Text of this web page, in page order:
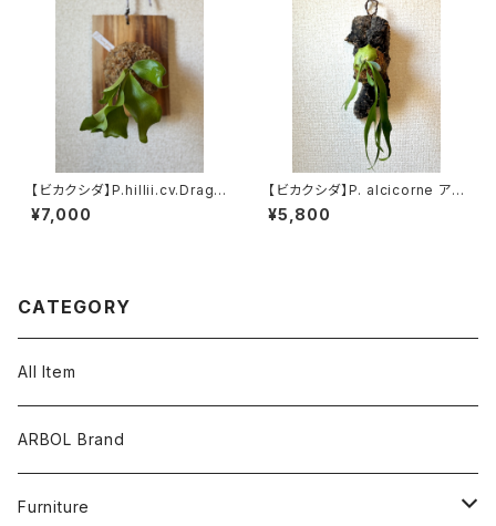
【ビカクシダ】P.hillii.cv.Drago
n ヒリードラゴン p_dra_2
¥7,000
【ビカクシダ】P. alcicorne アル
シコルネ p_alci_1
¥5,800
CATEGORY
All Item
ARBOL Brand
Furniture